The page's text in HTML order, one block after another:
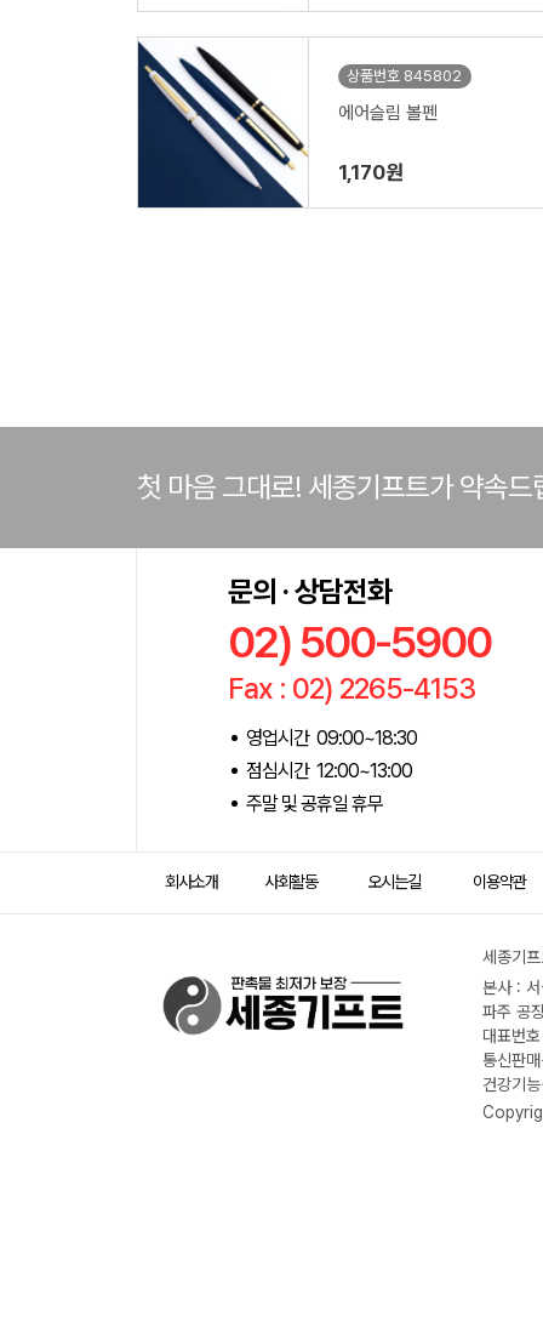
상품번호 845802
에어슬림 볼펜
1,170원
첫 마음 그대로! 세종기프트가 약속드
문의 · 상담전화
02) 500-5900
Fax : 02) 2265-4153
영업시간 09:00~18:30
점심시간 12:00~13:00
주말 및 공휴일 휴무
회사소개 사회활동 오시는길 이용약관
세종기
본사 :
파주 공
대표번
통신판
건강기